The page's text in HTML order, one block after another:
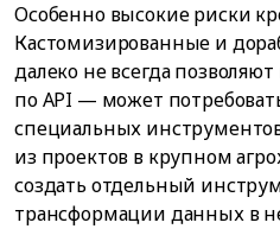
Особенно высокие риски
Кастомизированные и
далеко не всегда
по API — может
специальных
из проектов в крупном
создать отдельный
трансформации данных в